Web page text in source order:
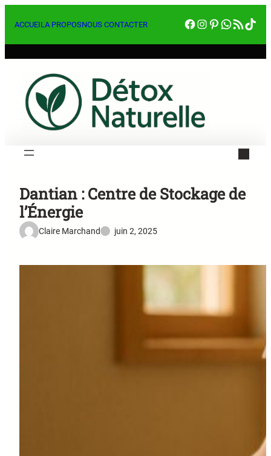
auACCUEILA PROPOSNOUS CONTACTER Facebook
Instagram
Pinterest
RSS Feed
Dantian : Centre de Stockage de
l’Énergie
Claire Marchand juin 2, 2025